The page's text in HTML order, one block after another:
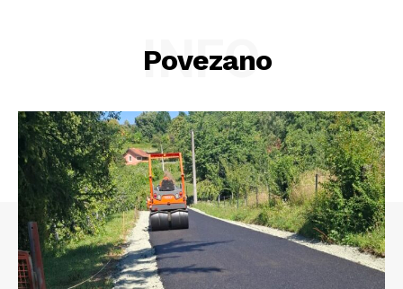
Info
O nama
Kontakt
Impressum
Povezano
INFO